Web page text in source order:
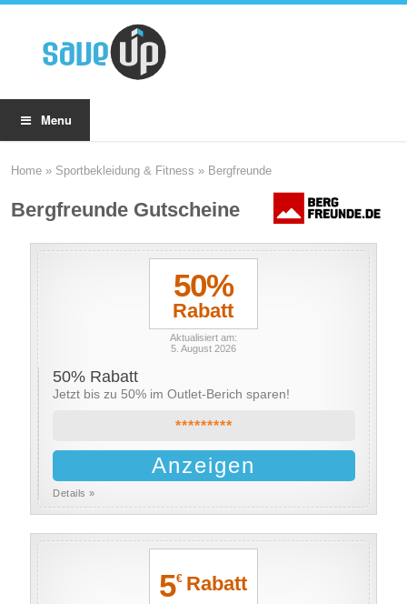
Menu
Home » Sportbekleidung & Fitness » Bergfreunde
Bergfreunde Gutscheine
50%
Rabatt
Aktualisiert am:
5. August 2026
50% Rabatt
Jetzt bis zu 50% im Outlet-Berich sparen!
*********
Anzeigen
Details »
5€Rabatt